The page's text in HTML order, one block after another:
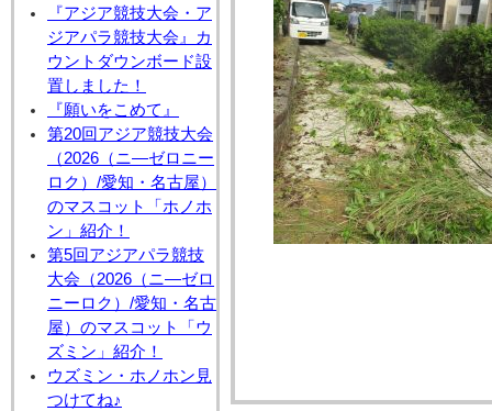
『アジア競技大会・ア
ジアパラ競技大会』カ
ウントダウンボード設
置しました！
『願いをこめて』
第20回アジア競技大会
（2026（ニ―ゼロニー
ロク）/愛知・名古屋）
のマスコット「ホノホ
ン」紹介！
第5回アジアパラ競技
大会（2026（ニ―ゼロ
ニーロク）/愛知・名古
屋）のマスコット「ウ
ズミン」紹介！
ウズミン・ホノホン見
つけてね♪